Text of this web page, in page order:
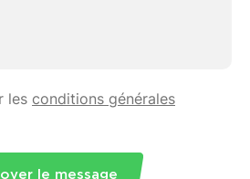
les conditions générales
le message